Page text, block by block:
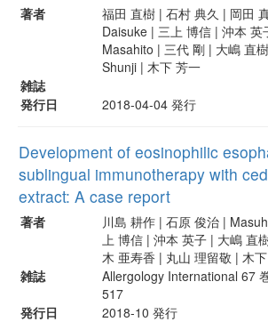
著者
福田 直樹 | 石村 典久 | 岡田
Daisuke | 三上 博信 | 沖本 英
Masahito | 三代 剛 | 大嶋 直
Shunji | 木下 芳一
雑誌
発行日
2018-04-04 発行
Development of eosinophilic
sublingual immunotherapy with
extract: A case report
著者
川島 耕作 | 石原 俊治 |
上 博信 | 沖本 英子 | 大嶋 直
木 亜寿香 | 丸山 理留敬 | 木
雑誌
Allergology International 67
517
発行日
2018-10 発行